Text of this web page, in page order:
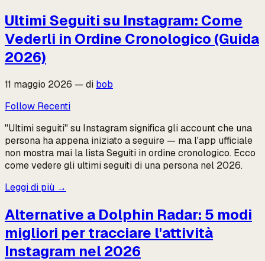
Ultimi Seguiti su Instagram: Come
Vederli in Ordine Cronologico (Guida
2026)
11 maggio 2026 — di bob
Follow Recenti
"Ultimi seguiti" su Instagram significa gli account che una
persona ha appena iniziato a seguire — ma l'app ufficiale
non mostra mai la lista Seguiti in ordine cronologico. Ecco
come vedere gli ultimi seguiti di una persona nel 2026.
Leggi di più →
Alternative a Dolphin Radar: 5 modi
migliori per tracciare l'attività
Instagram nel 2026